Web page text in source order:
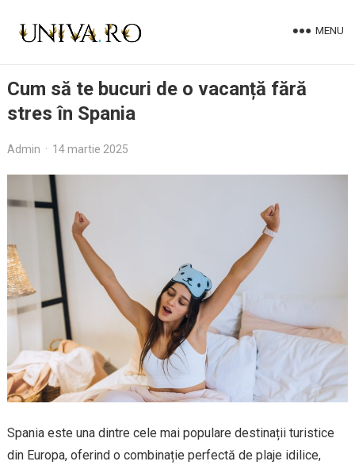
MENU
Cum să te bucuri de o vacanță fără
stres în Spania
Admin · 14 martie 2025
Spania este una dintre cele mai populare destinații turistice
din Europa, oferind o combinație perfectă de plaje idilice,